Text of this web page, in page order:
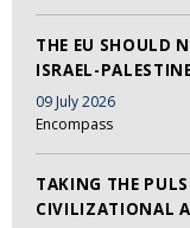
THE EU SHOULD
ISRAEL-
09 July 2026
Encompass
TAKING THE
CIVILIZATIONAL